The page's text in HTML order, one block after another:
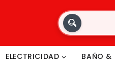
ELECTRICIDAD BAÑO &